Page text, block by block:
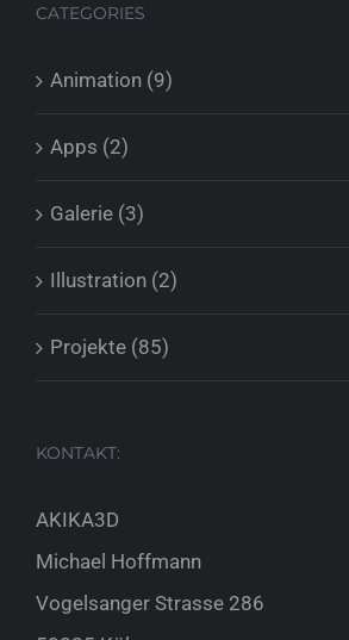
CATEGORIES
Animation (9)
Apps (2)
Galerie (3)
Illustration (2)
Projekte (85)
KONTAKT:
AKIKA3D
Michael Hoffmann
Vogelsanger Strasse 286